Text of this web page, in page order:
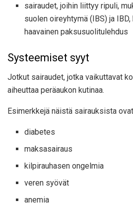
sairaudet, joihin liittyy ripuli,
suolen oireyhtymä (IBS) ja
haavainen paksusuolitulehdus
Systeemiset syyt
Jotkut sairaudet, jotka vaikuttavat
aiheuttaa peräaukon kutinaa.
Esimerkkejä näistä sairauksista
diabetes
maksasairaus
kilpirauhasen ongelmia
veren syövät
anemia